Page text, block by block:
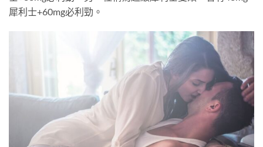
犀利士+60mg必利勁。